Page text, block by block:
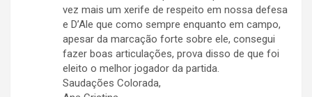
vez mais um xerife de respeito em nossa defesa
e D’Ale que como sempre enquanto em campo,
apesar da marcação forte sobre ele, consegui
fazer boas articulações, prova disso de que foi
eleito o melhor jogador da partida.
Saudações Colorada,